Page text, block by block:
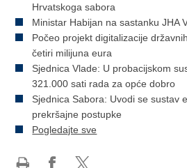
Hrvatskoga sabora
Ministar Habijan na sastanku JHA
Počeo projekt digitalizacije
četiri milijuna eura
Sjednica Vlade: U probacijskom
321.000 sati rada za opće dobro
Sjednica Sabora: Uvodi se sustav
prekršajne postupke
Pogledajte sve